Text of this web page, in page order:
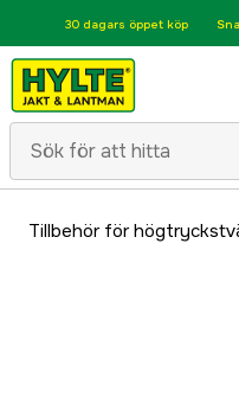
30 dagars öppet köp
Tillbehör för